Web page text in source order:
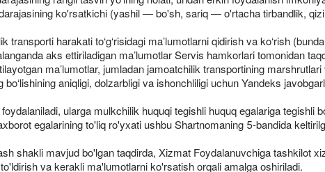
ko'rsatkichi (yashil — bo'sh, sariq — o'rtacha tirbandlik,
transporti harakati to‘g‘risidagi ma’lumotlarni qidirish va ko‘rish
aks ettiriladigan ma’lumotlar Servis hamkorlari tomonidan
ma’lumotlar, jumladan jamoatchilik transportining
aniqligi, dolzarbligi va ishonchliligi uchun Yandeks
ularga mulkchilik huquqi tegishli huquq egalariga tegishli
egalarining to'liq ro'yxati ushbu Shartnomaning 5-bandida
shakli mavjud bo'lgan taqdirda, Xizmat Foydalanuvchiga tashkilot
va kerakli ma'lumotlarni ko'rsatish orqali amalga oshiriladi.